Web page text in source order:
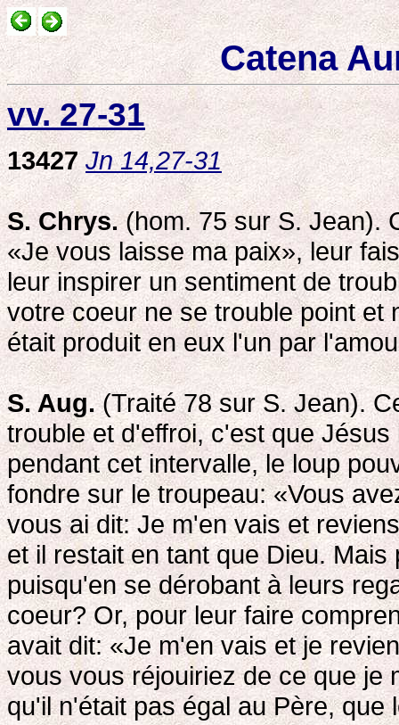
Catena
vv. 27-31
13427 Jn 14,27-31
S. Chrys.(hom. 75 sur S. Jean).
«Je vous laisse ma paix», leur
leur inspirer un sentiment de
votre coeur ne se trouble point et
était produit en eux l'un par
S. Aug.(Traité 78 sur S. Jean).
trouble et d'effroi, c'est que
pendant cet intervalle, le loup
fondre sur le troupeau: «Vous
vous ai dit: Je m'en vais et
et il restait en tant que Dieu.
puisqu'en se dérobant à leurs
coeur? Or, pour leur faire
avait dit: «Je m'en vais et je
vous vous réjouiriez de ce que je
qu'il n'était pas égal au Père,